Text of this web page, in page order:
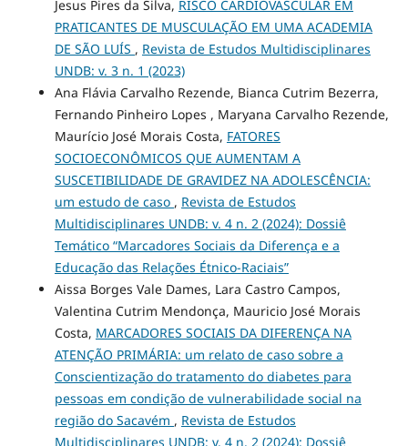
Jesus Pires da Silva, RISCO CARDIOVASCULAR EM
PRATICANTES DE MUSCULAÇÃO EM UMA ACADEMIA
DE SÃO LUÍS , Revista de Estudos Multidisciplinares
UNDB: v. 3 n. 1 (2023)
Ana Flávia Carvalho Rezende, Bianca Cutrim Bezerra,
Fernando Pinheiro Lopes , Maryana Carvalho Rezende,
Maurício José Morais Costa, FATORES
SOCIOECONÔMICOS QUE AUMENTAM A
SUSCETIBILIDADE DE GRAVIDEZ NA ADOLESCÊNCIA:
um estudo de caso , Revista de Estudos
Multidisciplinares UNDB: v. 4 n. 2 (2024): Dossiê
Temático “Marcadores Sociais da Diferença e a
Educação das Relações Étnico-Raciais”
Aissa Borges Vale Dames, Lara Castro Campos,
Valentina Cutrim Mendonça, Mauricio José Morais
Costa, MARCADORES SOCIAIS DA DIFERENÇA NA
ATENÇÃO PRIMÁRIA: um relato de caso sobre a
Conscientização do tratamento do diabetes para
pessoas em condição de vulnerabilidade social na
região do Sacavém , Revista de Estudos
Multidisciplinares UNDB: v. 4 n. 2 (2024): Dossiê